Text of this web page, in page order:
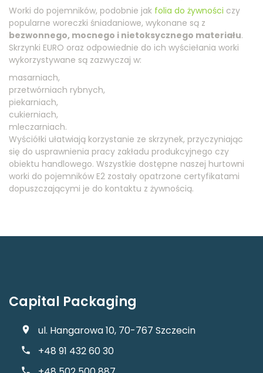
Worki do pojemników, podobnie jak folia do żywności czy
popularne woreczki śniadaniowe, wykonane są z
bezwonnego, mocnego i nietoksycznego materiału.
Skrzynki EURO oraz odpowiednie do ich wyściełania worki
wykorzystywane są zazwyczaj w:
masarniach,
przetwórniach rybnych,
piekarniach,
cukierniach,
mleczarniach.
Wyściółki ułatwiają korzystanie ze skrzynek, przyczyniając
się do usprawnienia pracy zakładu produkcyjnego czy
obiektu handlowego. Wszystkie dostępne naszej hurtowni
worki do pojemników E2 zostały opatrzone certyfikatami
dopuszczającymi je do kontaktu z żywnością.
Capital Packaging
ul. Hangarowa 10, 70-767 Szczecin
+48 91 432 60 30